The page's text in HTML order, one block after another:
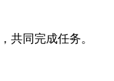
同完成任务。